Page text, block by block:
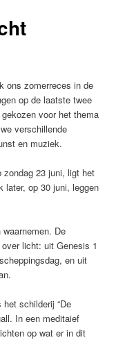
ons zomerreces in de
op de laatste twee
voor het thema
verschillende
en muziek.
zondag 23 juni, ligt het
later, op 30 juni, leggen
De
licht: uit Genesis 1
en uit
schilderij “De
In een meditaief
op wat er in dit